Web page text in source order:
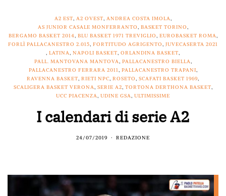
A2 EST, A2 OVEST, ANDREA COSTA IMOLA,
AS JUNIOR CASALE MONFERRANTO, BASKET TORINO,
BERGAMO BASKET 2014, BLU BASKET 1971 TREVIGLIO, EUROBASKET ROMA,
FORLÌ PALLACANESTRO 2.015, FORTITUDO AGRIGENTO, JUVECASERTA 2021
, LATINA, NAPOLI BASKET, ORLANDINA BASKET,
PALL. MANTOVANA MANTOVA, PALLACANESTRO BIELLA,
PALLACANESTRO FERRARA 2011, PALLACANESTRO TRAPANI,
RAVENNA BASKET, RIETI NPC, ROSETO, SCAFATI BASKET 1969,
SCALIGERA BASKET VERONA, SERIE A2, TORTONA DERTHONA BASKET,
UCC PIACENZA, UDINE GSA, ULTIMISSIME
I calendari di serie A2
24/07/2019 REDAZIONE